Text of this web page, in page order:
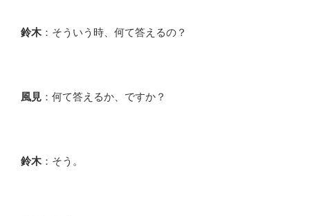
鈴木：そういう時、何て答えるの？
風見 ：何て答えるか、ですか？
鈴木：そう。